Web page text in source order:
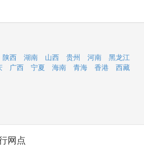
陕西 湖南 山西 贵州 河南
黑龙江
广西 宁夏 海南 青海 香港
西藏
网点